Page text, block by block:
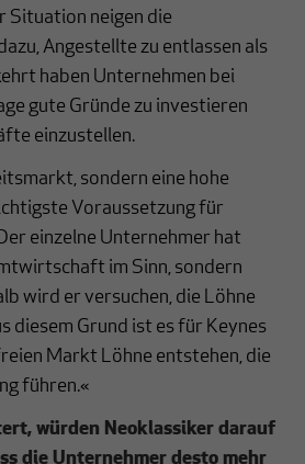
Situation neigen die
Angestellte zu entlassen als
haben Unternehmen bei
gute Gründe zu investieren
einzustellen.
sondern eine hohe
Voraussetzung für
einzelne Unternehmer hat
im Sinn, sondern
wird er versuchen, die Löhne
diesem Grund ist es für Keynes
Markt Löhne entstehen, die
führen.«
würden Neoklassiker darauf
die Unternehmer desto mehr